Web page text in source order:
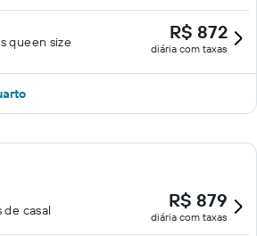
queen size R$ 872
diária com taxas
casal R$ 879
diária com taxas